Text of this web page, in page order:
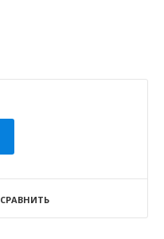
СРАВНИТЬ